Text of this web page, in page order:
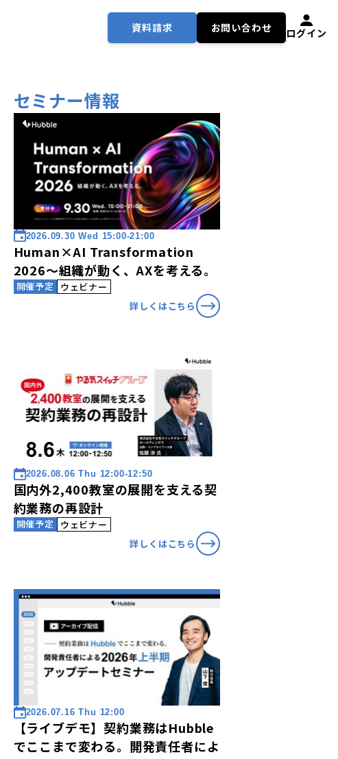
資料請求 お問い合わせ ログイン
セミナー情報
2026.09.30 Wed 15:00-21:00
Human×AI Transformation
2026〜組織が動く、AXを考える。
開催予定
ウェビナー
詳しくはこちら
2026.08.06 Thu 12:00-12:50
国内外2,400教室の展開を支える契
約業務の再設計
開催予定
ウェビナー
詳しくはこちら
2026.07.16 Thu 12:00
【ライブデモ】契約業務はHubble
でここまで変わる。開発責任者によ